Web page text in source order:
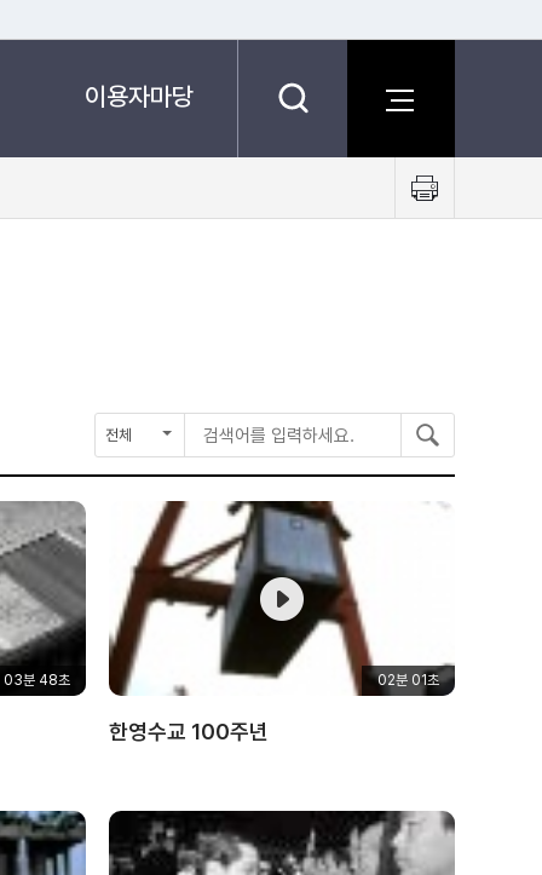
이용자마당
트
검
색
구
색
어
검
색
03분 48초 02분 01초
한영수교 100주년